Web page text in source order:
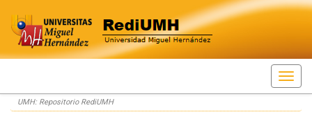
Skip
navigation
UMH: Repositorio RediUMH